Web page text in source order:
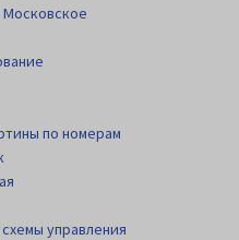
по номерам
управления